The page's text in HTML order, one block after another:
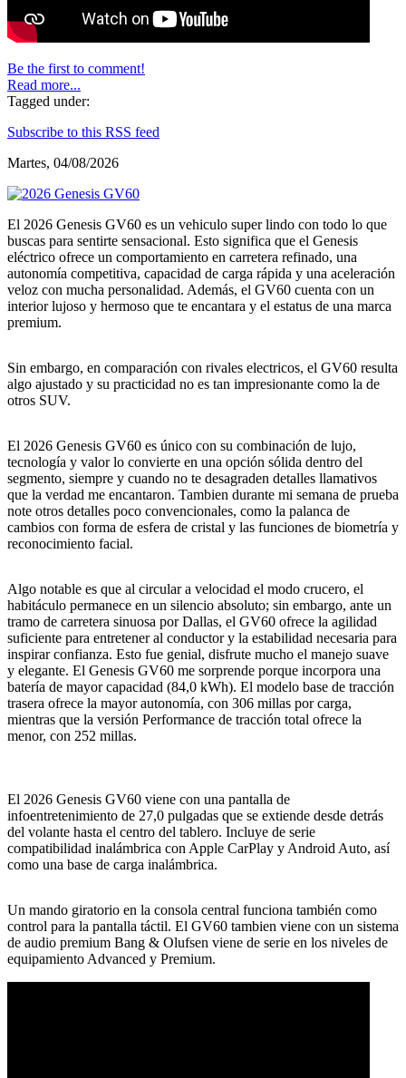
Be the first to comment!
Read more...
Tagged under:
Subscribe to this RSS feed
Martes, 04/08/2026
El 2026 Genesis GV60 es un vehiculo super lindo con todo lo que
buscas para sentirte sensacional. Esto significa que el Genesis
eléctrico ofrece un comportamiento en carretera refinado, una
autonomía competitiva, capacidad de carga rápida y una aceleración
veloz con mucha personalidad. Además, el GV60 cuenta con un
interior lujoso y hermoso que te encantara y el estatus de una marca
premium.
Sin embargo, en comparación con rivales electricos, el GV60 resulta
algo ajustado y su practicidad no es tan impresionante como la de
otros SUV.
El 2026 Genesis GV60 es único con su combinación de lujo,
tecnología y valor lo convierte en una opción sólida dentro del
segmento, siempre y cuando no te desagraden detalles llamativos
que la verdad me encantaron. Tambien durante mi semana de prueba
note otros detalles poco convencionales, como la palanca de
cambios con forma de esfera de cristal y las funciones de biometría y
reconocimiento facial.
Algo notable es que al circular a velocidad el modo crucero, el
habitáculo permanece en un silencio absoluto; sin embargo, ante un
tramo de carretera sinuosa por Dallas, el GV60 ofrece la agilidad
suficiente para entretener al conductor y la estabilidad necesaria para
inspirar confianza. Esto fue genial, disfrute mucho el manejo suave
y elegante. El Genesis GV60 me sorprende porque incorpora una
batería de mayor capacidad (84,0 kWh). El modelo base de tracción
trasera ofrece la mayor autonomía, con 306 millas por carga,
mientras que la versión Performance de tracción total ofrece la
menor, con 252 millas.
El 2026 Genesis GV60 viene con una pantalla de
infoentretenimiento de 27,0 pulgadas que se extiende desde detrás
del volante hasta el centro del tablero. Incluye de serie
compatibilidad inalámbrica con Apple CarPlay y Android Auto, así
como una base de carga inalámbrica.
Un mando giratorio en la consola central funciona también como
control para la pantalla táctil. El GV60 tambien viene con un sistema
de audio premium Bang & Olufsen viene de serie en los niveles de
equipamiento Advanced y Premium.